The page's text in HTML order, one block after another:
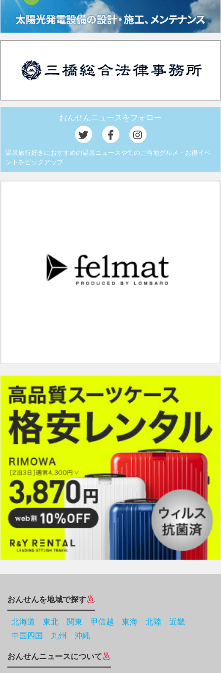
おんせんニュースをフォロー
温泉旅行好きにおすすめの温泉ニュースや旬のご当地グルメ・お得イベ
ントをピックアップ
おんせんを地域で探す
北海道 東北 関東 甲信越 東海 北陸
近畿
中国四国
九州 沖縄
おんせんニュースについて